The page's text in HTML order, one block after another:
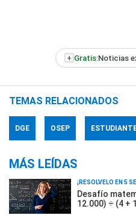
+ Gratis:Noticias
TEMAS RELACIONADOS
DGE OSEP
MÁS LEÍDAS
¡RESOLVELO EN 5
Desafío
12.000) ÷ (4 +